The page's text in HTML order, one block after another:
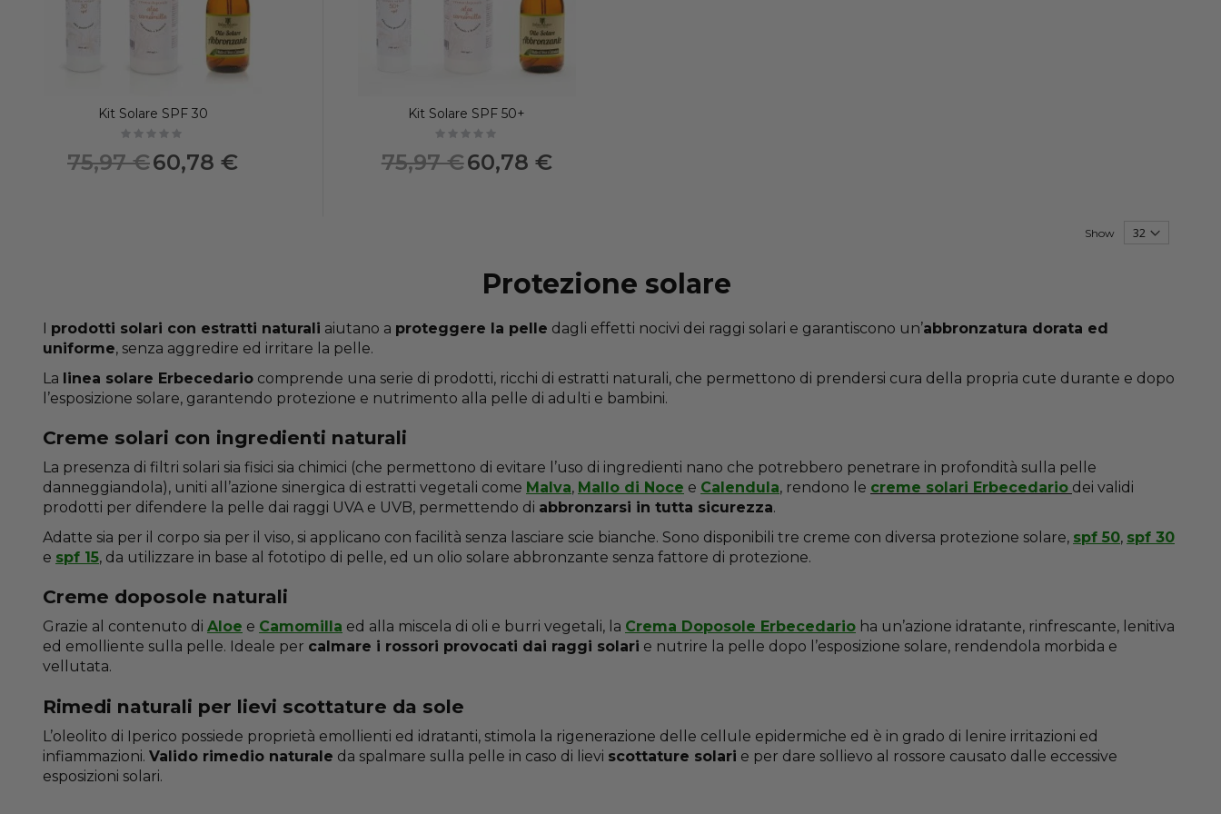
Kit Solare SPF 30
75,97 € Prezzo
speciale
60,78 €
Kit Solare SPF 50+
75,97 € Prezzo
speciale
60,78 €
Show
Protezione solare
I prodotti solari con estratti naturali aiutano a proteggere la pelle dagli effetti nocivi dei raggi solari e garantiscono un’abbronzatura dorata ed
uniforme, senza aggredire ed irritare la pelle.
La linea solare Erbecedario comprende una serie di prodotti, ricchi di estratti naturali, che permettono di prendersi cura della propria cute durante e dopo
l’esposizione solare, garantendo protezione e nutrimento alla pelle di adulti e bambini.
Creme solari con ingredienti naturali
La presenza di filtri solari sia fisici sia chimici (che permettono di evitare l’uso di ingredienti nano che potrebbero penetrare in profondità sulla pelle
danneggiandola), uniti all’azione sinergica di estratti vegetali come Malva, Mallo di Noce e Calendula, rendono le creme solari Erbecedario dei validi
prodotti per difendere la pelle dai raggi UVA e UVB, permettendo di abbronzarsi in tutta sicurezza.
Adatte sia per il corpo sia per il viso, si applicano con facilità senza lasciare scie bianche. Sono disponibili tre creme con diversa protezione solare, spf 50, spf 30
e spf 15, da utilizzare in base al fototipo di pelle, ed un olio solare abbronzante senza fattore di protezione.
Creme doposole naturali
Grazie al contenuto di Aloe e Camomilla ed alla miscela di oli e burri vegetali, la Crema Doposole Erbecedario ha un’azione idratante, rinfrescante, lenitiva
ed emolliente sulla pelle. Ideale per calmare i rossori provocati dai raggi solari e nutrire la pelle dopo l’esposizione solare, rendendola morbida e
vellutata.
Rimedi naturali per lievi scottature da sole
L’oleolito di Iperico possiede proprietà emollienti ed idratanti, stimola la rigenerazione delle cellule epidermiche ed è in grado di lenire irritazioni ed
infiammazioni. Valido rimedio naturale da spalmare sulla pelle in caso di lievi scottature solari e per dare sollievo al rossore causato dalle eccessive
esposizioni solari.